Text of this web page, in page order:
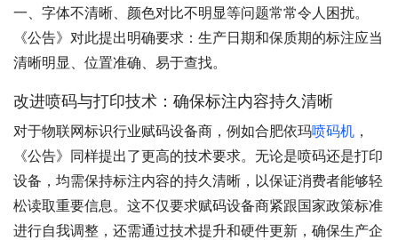
一、字体不清晰、颜色对比不明显等问题常常令人困扰。
《公告》对此提出明确要求：生产日期和保质期的标注应当
清晰明显、位置准确、易于查找。
改进喷码与打印技术：确保标注内容持久清晰
对于物联网标识行业赋码设备商，例如合肥依玛喷码机 ，
《公告》同样提出了更高的技术要求。无论是喷码还是打印
设备，均需保持标注内容的持久清晰，以保证消费者能够轻
松读取重要信息。这不仅要求赋码设备商紧跟国家政策标准
进行自我调整，还需通过技术提升和硬件更新，确保生产企